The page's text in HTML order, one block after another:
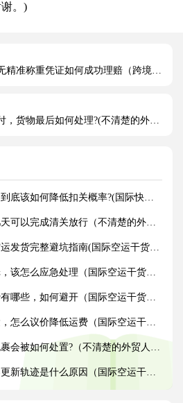
。)
何降低扣关概率?(国际快递干货知识分享)
完成清关放行（不清楚的外贸人看过来）
完整避坑指南(国际空运干货知识分享)
么应急处理（国际空运干货知识分享）
，如何避开（国际空运干货知识分享）
议价降低运费（国际空运干货知识分享）
如何处置?（不清楚的外贸人看过来）
迹是什么原因（国际空运干货知识分享）